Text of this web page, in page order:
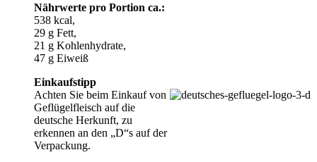
Nährwerte pro Portion ca.:
538 kcal,
29 g Fett,
21 g Kohlenhydrate,
47 g Eiweiß
Einkaufstipp
Achten Sie beim Einkauf von
Geflügelfleisch auf die
deutsche Herkunft, zu
erkennen an den „D“s auf der
Verpackung.